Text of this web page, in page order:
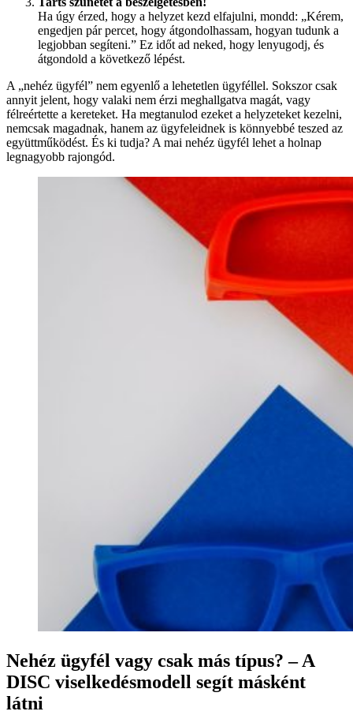
Ha úgy érzed, hogy a helyzet kezd elfajulni, mondd: „Kérem,
engedjen pár percet, hogy átgondolhassam, hogyan tudunk a
legjobban segíteni.” Ez időt ad neked, hogy lenyugodj, és
átgondold a következő lépést.
A „nehéz ügyfél” nem egyenlő a lehetetlen ügyféllel. Sokszor csak
annyit jelent, hogy valaki nem érzi meghallgatva magát, vagy
félreértette a kereteket. Ha megtanulod ezeket a helyzeteket kezelni,
nemcsak magadnak, hanem az ügyfeleidnek is könnyebbé teszed az
együttműködést. És ki tudja? A mai nehéz ügyfél lehet a holnap
legnagyobb rajongód.
Nehéz ügyfél vagy csak más típus? – A
DISC viselkedésmodell segít másként
látni